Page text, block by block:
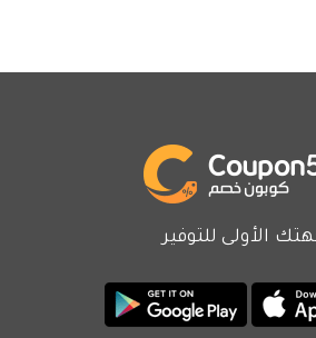
الأولى للتوفير